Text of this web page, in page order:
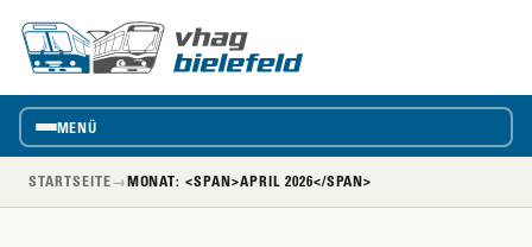
MENÜ
STARTSEITE→MONAT: <SPAN>APRIL 2026</SPAN>